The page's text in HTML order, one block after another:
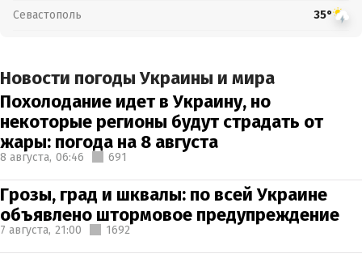
Севастополь 35°
Новости погоды Украины и мира
Похолодание идет в Украину, но
некоторые регионы будут страдать от
жары: погода на 8 августа
8 августа, 06:46 691
Грозы, град и шквалы: по всей Украине
объявлено штормовое предупреждение
7 августа, 21:00 1692